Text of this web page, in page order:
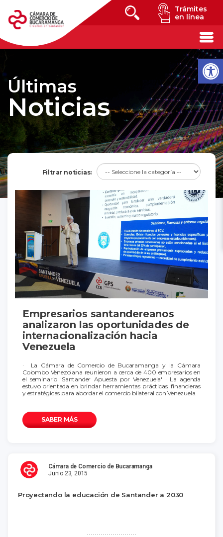
Trámites
en línea
Últimas
Noticias
Filtrar noticias:
Empresarios santandereanos
analizaron las oportunidades de
internacionalización hacia
Venezuela
· La Cámara de Comercio de Bucaramanga y la Cámara
Colombo Venezolana reunieron a cerca de 400 empresarios en
el seminario 'Santander Apuesta por Venezuela' · La agenda
estuvo orientada en brindar herramientas prácticas, financieras
y estratégicas para abordar el comercio bilateral con Venezuela.
SABER MÁS
Cámara de Comercio de Bucaramanga
Junio 23, 2015
Proyectando la educación de Santander a 2030